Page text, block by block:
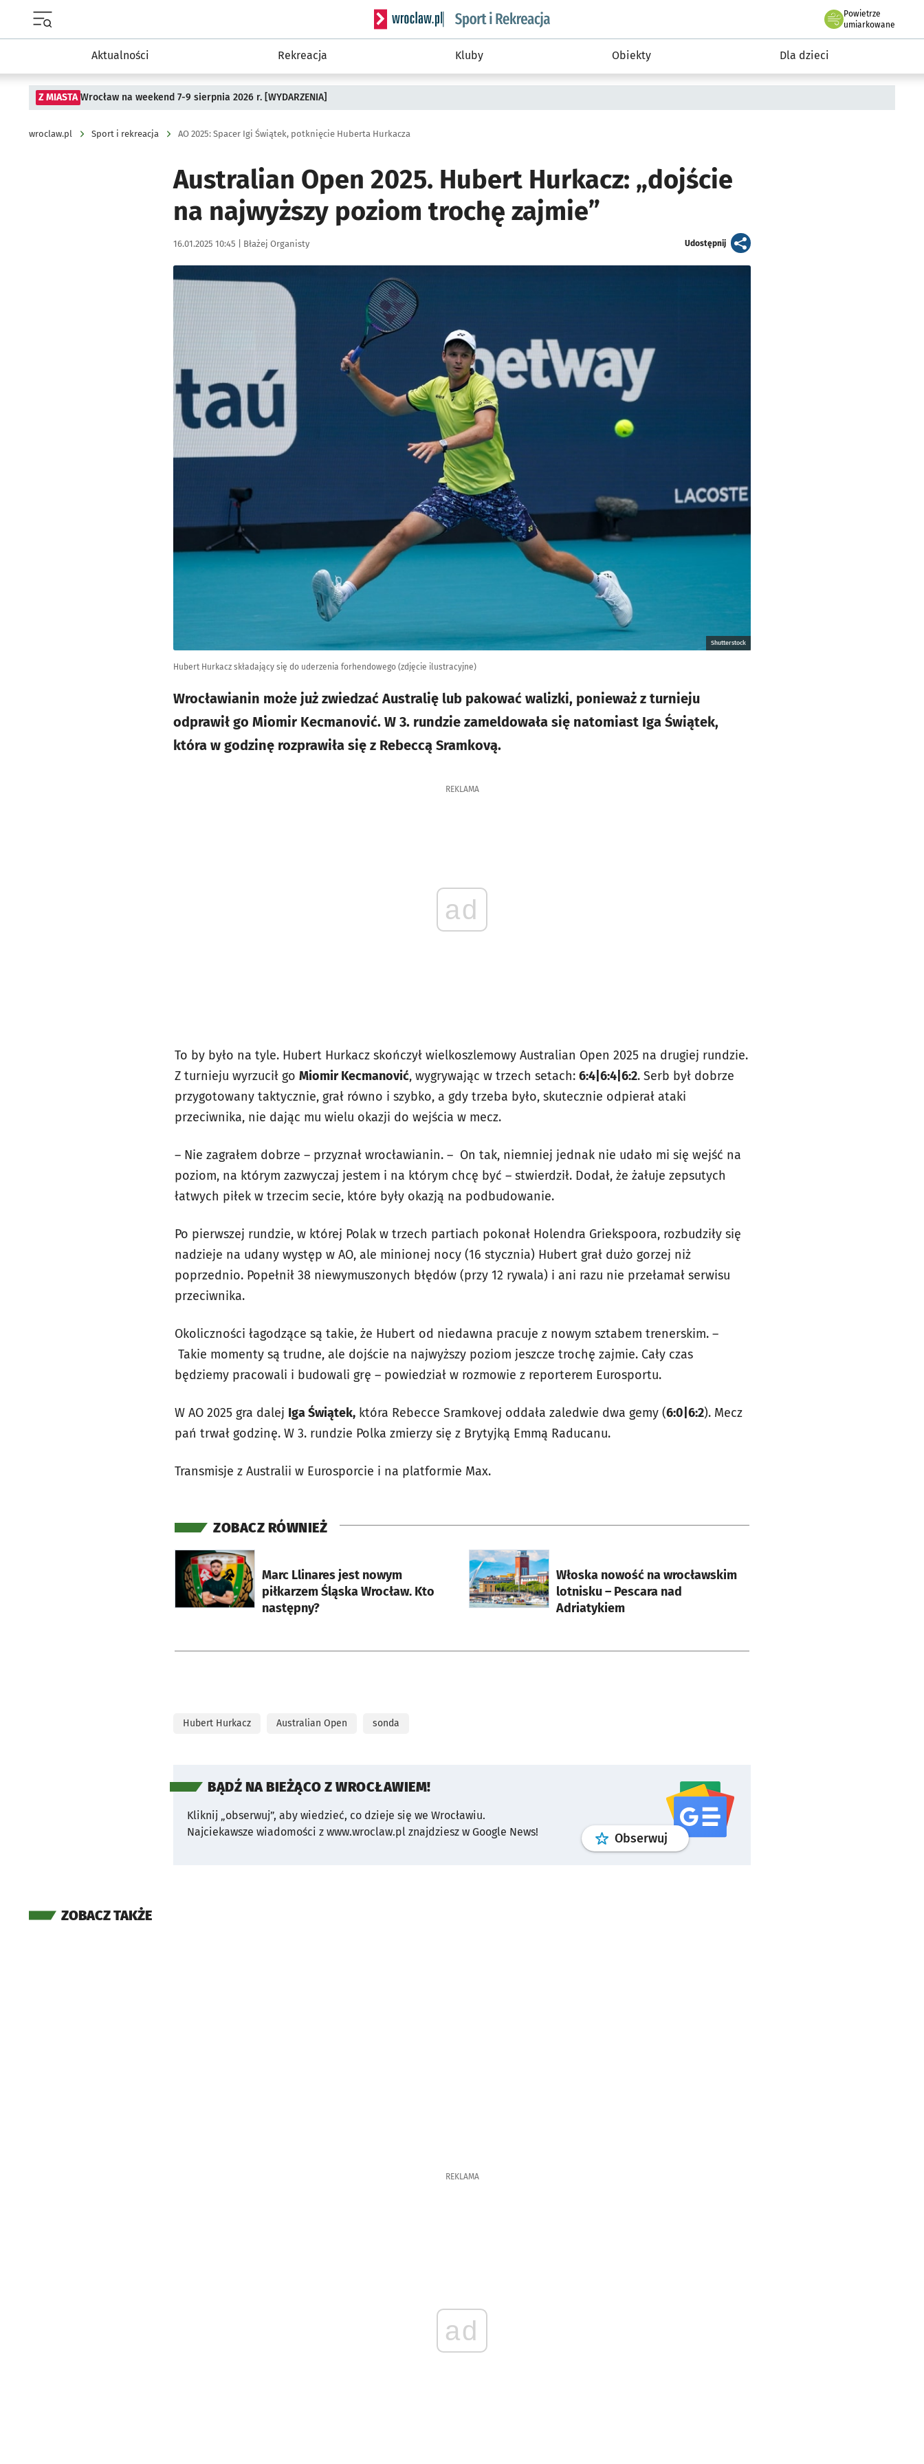
Serwis informacyjny wroclaw.pl podserwis: Sport i rekreacja
Powietrze
we Wrocławiu
umiarkowane
Aktualności Rekreacja Kluby Obiekty Dla dzieci
Z MIASTA Wrocław na weekend 7-9 sierpnia 2026 r. [WYDARZENIA]
wroclaw.pl Sport i rekreacja AO 2025: Spacer Igi Świątek, potknięcie Huberta Hurkacza
Australian Open 2025. Hubert Hurkacz: „dojście
na najwyższy poziom trochę zajmie”
Data publikacji:
16.01.2025 10:45 | Autor:
Błażej Organisty Udostępnijartykuł
Shutterstock
Hubert Hurkacz składający się do uderzenia forhendowego (zdjęcie ilustracyjne)
Wrocławianin może już zwiedzać Australię lub pakować walizki, ponieważ z turnieju
odprawił go Miomir Kecmanović. W 3. rundzie zameldowała się natomiast Iga Świątek,
która w godzinę rozprawiła się z Rebeccą Sramkovą.
REKLAMA
ad
To by było na tyle. Hubert Hurkacz skończył wielkoszlemowy Australian Open 2025 na drugiej rundzie.
Z turnieju wyrzucił go Miomir Kecmanović, wygrywając w trzech setach: 6:4|6:4|6:2. Serb był dobrze
przygotowany taktycznie, grał równo i szybko, a gdy trzeba było, skutecznie odpierał ataki
przeciwnika, nie dając mu wielu okazji do wejścia w mecz.
– Nie zagrałem dobrze – przyznał wrocławianin. – On tak, niemniej jednak nie udało mi się wejść na
poziom, na którym zazwyczaj jestem i na którym chcę być – stwierdził. Dodał, że żałuje zepsutych
łatwych piłek w trzecim secie, które były okazją na podbudowanie.
Po pierwszej rundzie, w której Polak w trzech partiach pokonał Holendra Griekspoora, rozbudziły się
nadzieje na udany występ w AO, ale minionej nocy (16 stycznia) Hubert grał dużo gorzej niż
poprzednio. Popełnił 38 niewymuszonych błędów (przy 12 rywala) i ani razu nie przełamał serwisu
przeciwnika.
Okoliczności łagodzące są takie, że Hubert od niedawna pracuje z nowym sztabem trenerskim. –
Takie momenty są trudne, ale dojście na najwyższy poziom jeszcze trochę zajmie. Cały czas
będziemy pracowali i budowali grę – powiedział w rozmowie z reporterem Eurosportu.
W AO 2025 gra dalej Iga Świątek, która Rebecce Sramkovej oddała zaledwie dwa gemy (6:0|6:2). Mecz
pań trwał godzinę. W 3. rundzie Polka zmierzy się z Brytyjką Emmą Raducanu.
Transmisje z Australii w Eurosporcie i na platformie Max.
ZOBACZ RÓWNIEŻ
Marc Llinares jest nowym
piłkarzem Śląska Wrocław. Kto
następny?
otworzy się w nowej karcie
Włoska nowość na wrocławskim
lotnisku – Pescara nad
Adriatykiem
otworzy się w nowej karcie
Hubert Hurkacz Australian Open sonda
BĄDŹ NA BIEŻĄCO Z WROCŁAWIEM!
Kliknij „obserwuj”, aby wiedzieć, co dzieje się we Wrocławiu.
Najciekawsze wiadomości z www.wroclaw.pl znajdziesz w Google News!
Obserwuj profilgoogle news
ZOBACZ TAKŻE
REKLAMA
ad